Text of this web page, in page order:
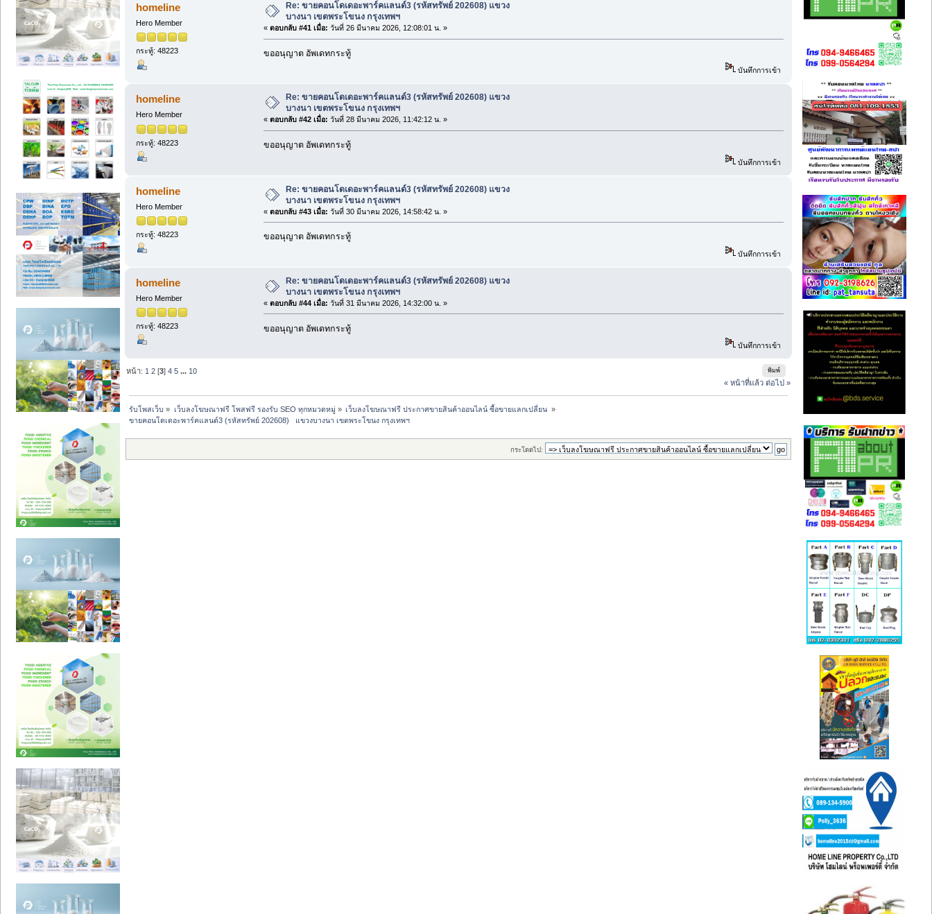
homeline
Hero Member
กระทู้: 48223
Re: ขายคอนโดเดอะพาร์คแลนด์3 (รหัสทรัพย์ 202608) แขวง
บางนา เขตพระโขนง กรุงเทพฯ
« ตอบกลับ #41 เมื่อ: วันที่ 26 มีนาคม 2026, 12:08:01 น. »
ขออนุญาต อัพเดทกระทู้
บันทึกการเข้า
homeline
Hero Member
กระทู้: 48223
Re: ขายคอนโดเดอะพาร์คแลนด์3 (รหัสทรัพย์ 202608) แขวง
บางนา เขตพระโขนง กรุงเทพฯ
« ตอบกลับ #42 เมื่อ: วันที่ 28 มีนาคม 2026, 11:42:12 น. »
ขออนุญาต อัพเดทกระทู้
บันทึกการเข้า
homeline
Hero Member
กระทู้: 48223
Re: ขายคอนโดเดอะพาร์คแลนด์3 (รหัสทรัพย์ 202608) แขวง
บางนา เขตพระโขนง กรุงเทพฯ
« ตอบกลับ #43 เมื่อ: วันที่ 30 มีนาคม 2026, 14:58:42 น. »
ขออนุญาต อัพเดทกระทู้
บันทึกการเข้า
homeline
Hero Member
กระทู้: 48223
Re: ขายคอนโดเดอะพาร์คแลนด์3 (รหัสทรัพย์ 202608) แขวง
บางนา เขตพระโขนง กรุงเทพฯ
« ตอบกลับ #44 เมื่อ: วันที่ 31 มีนาคม 2026, 14:32:00 น. »
ขออนุญาต อัพเดทกระทู้
บันทึกการเข้า
พิมพ์
หน้า: 1 2 [3]4 5 ... 10
« หน้าที่แล้ว ต่อไป »
รับโพสเว็บ » เว็บลงโฆษณาฟรี โพสฟรี รองรับ SEO ทุกหมวดหมู่» เว็บลงโฆษณาฟรี ประกาศขายสินค้าออนไลน์ ซื้อขายแลกเปลี่ยน »
ขายคอนโดเดอะพาร์คแลนด์3 (รหัสทรัพย์ 202608)   แขวงบางนา เขตพระโขนง กรุงเทพฯ
กระโดดไป: